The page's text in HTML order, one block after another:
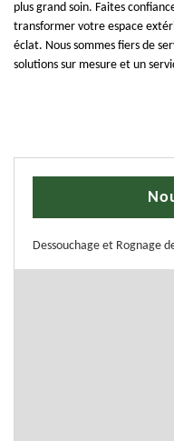
plus grand soin. Faites
transformer votre espace
éclat. Nous sommes fiers de
solutions sur mesure et un
Dessouchage et Rognage